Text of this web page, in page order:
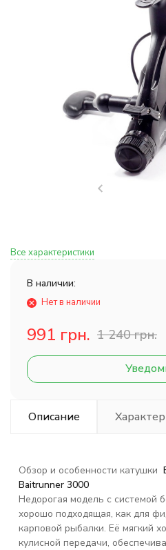
Все характеристики
В наличии:
Нет в наличии
991 грн. 1 240 грн.
Описание
Обзор и особенности катушки
Baitrunner 3000
Недорогая модель с системой
хорошо подходящая, как для
карповой рыбалки. Её мягкий
кулисной передачи,